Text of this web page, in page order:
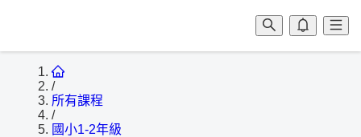
/
所有課程
/
國小1-2年級